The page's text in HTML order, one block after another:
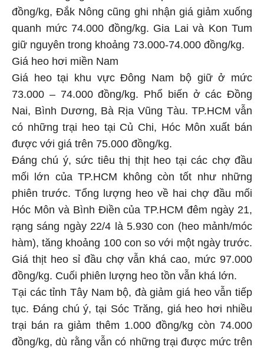
đồng/kg, Đắk Nông cũng ghi nhận giá giảm xuống
quanh mức 74.000 đồng/kg. Gia Lai và Kon Tum
giữ nguyên trong khoảng 73.000-74.000 đồng/kg.
Giá heo hơi miền Nam
Giá heo tại khu vực Đông Nam bộ giữ ở mức
73.000 – 74.000 đồng/kg. Phổ biến ở các Đồng
Nai, Bình Dương, Bà Rịa Vũng Tàu. TP.HCM vẫn
có những trại heo tại Củ Chi, Hóc Môn xuất bán
được với giá trên 75.000 đồng/kg.
Đáng chú ý, sức tiêu thị thịt heo tại các chợ đầu
mối lớn của TP.HCM không còn tốt như những
phiên trước. Tổng lượng heo về hai chợ đầu mối
Hóc Môn và Bình Điền của TP.HCM đêm ngày 21,
rạng sáng ngày 22/4 là 5.930 con (heo mảnh/móc
hàm), tăng khoảng 100 con so với một ngày trước.
Giá thịt heo sỉ đầu chợ vẫn khá cao, mức 97.000
đồng/kg. Cuối phiên lượng heo tồn vẫn khá lớn.
Tại các tỉnh Tây Nam bộ, đà giảm giá heo vẫn tiếp
tục. Đáng chú ý, tại Sóc Trăng, giá heo hơi nhiều
trại bán ra giảm thêm 1.000 đồng/kg còn 74.000
đồng/kg, dù rằng vẫn có những trại được mức trên